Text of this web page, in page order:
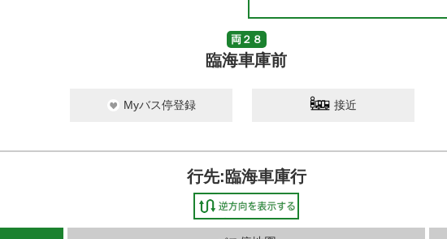
両２８
臨海車庫前
Myバス停登録 接近
行先:臨海車庫行